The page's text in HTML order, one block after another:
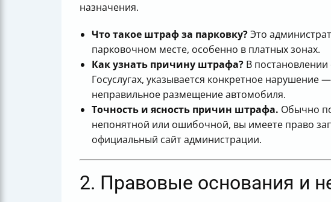
назначения.
Что такое штраф за парковку?Это
парковочном месте, особенно в платных зонах.
Как узнать причину штрафа? В
Госуслугах, указывается конкретное
неправильное размещение автомобиля.
Точность и ясность причин штрафа. Обычно
непонятной или ошибочной, вы имеете право
официальный сайт администрации.
2. Правовые основания и